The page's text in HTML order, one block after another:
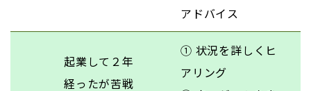
アドバイス
起業して２年
経ったが苦戦
① 状況を詳しくヒ
アリング